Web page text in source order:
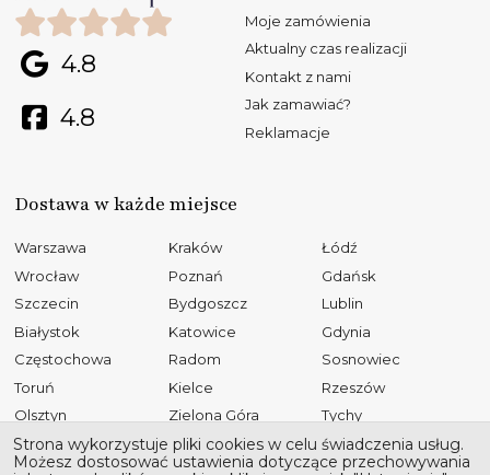
4.8
4.8
Moje zamówienia
Aktualny czas realizacji
Kontakt z nami
Jak zamawiać?
Reklamacje
Dostawa w każde miejsce
Warszawa Kraków
Łódź
Wrocław
Poznań
Gdańsk
Szczecin
Bydgoszcz
Lublin
Białystok
Katowice
Gdynia
Częstochowa
Radom
Sosnowiec
Toruń
Kielce
Rzeszów
Olsztyn
Zielona Góra
Tychy
Opole
Gliwice
Płock
Bielsko-Biała
Elbląg Ruda Śląska
Strona wykorzystuje pliki cookies w celu świadczenia usług.
Możesz dostosować ustawienia dotyczące przechowywania